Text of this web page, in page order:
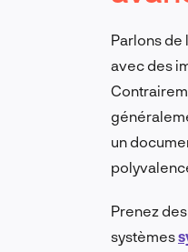
Parlons de
avec des
un
Prenez
systèmes